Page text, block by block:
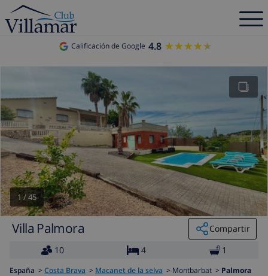
Calificación de Google 4.8 ★★★★★
★★★★★
1/45
Villa Palmora
Compartir
10
4 1
España > Costa Brava > Macanet de la selva > Montbarbat > Palmora